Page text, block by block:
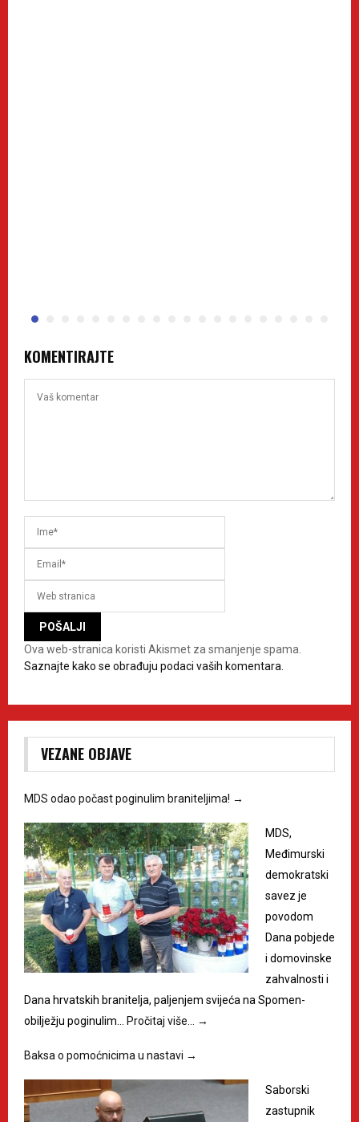
KOMENTIRAJTE
Ova web-stranica koristi Akismet za smanjenje spama.
Saznajte kako se obrađuju podaci vaših komentara.
VEZANE OBJAVE
MDS odao počast poginulim braniteljima! →
MDS,
Međimurski
demokratski
savez je
povodom
Dana pobjede
i domovinske
zahvalnosti i
Dana hrvatskih branitelja, paljenjem svijeća na Spomen-
obilježju poginulim…
Pročitaj više… →
Baksa o pomoćnicima u nastavi →
Saborski
zastupnik